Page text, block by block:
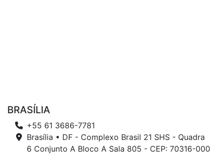
BRASÍLIA
+55 61 3686-7781
Brasília • DF - Complexo Brasil 21 SHS - Quadra
6 Conjunto A Bloco A Sala 805 - CEP: 70316-000